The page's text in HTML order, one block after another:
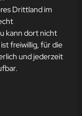
webstyle.de
Drittland im
kann dort nicht
freiwillig, für die
und jederzeit